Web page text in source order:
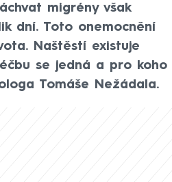
migrény však
dní. Toto onemocnění
Naštěstí existuje
se jedná a pro koho
Tomáše Nežádala.